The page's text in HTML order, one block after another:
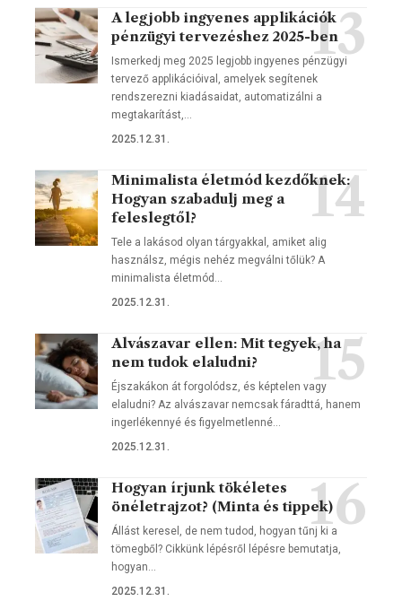
A legjobb ingyenes applikációk
pénzügyi tervezéshez 2025-ben
Ismerkedj meg 2025 legjobb ingyenes pénzügyi
tervező applikációival, amelyek segítenek
rendszerezni kiadásaidat, automatizálni a
megtakarítást,…
2025.12.31.
Minimalista életmód kezdőknek:
Hogyan szabadulj meg a
feleslegtől?
Tele a lakásod olyan tárgyakkal, amiket alig
használsz, mégis nehéz megválni tőlük? A
minimalista életmód…
2025.12.31.
Alvászavar ellen: Mit tegyek, ha
nem tudok elaludni?
Éjszakákon át forgolódsz, és képtelen vagy
elaludni? Az alvászavar nemcsak fáradttá, hanem
ingerlékennyé és figyelmetlenné…
2025.12.31.
Hogyan írjunk tökéletes
önéletrajzot? (Minta és tippek)
Állást keresel, de nem tudod, hogyan tűnj ki a
tömegből? Cikkünk lépésről lépésre bemutatja,
hogyan…
2025.12.31.